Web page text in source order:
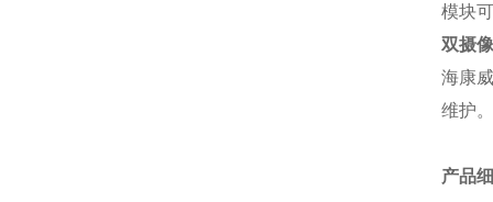
模块
双摄
海康
维护
产品